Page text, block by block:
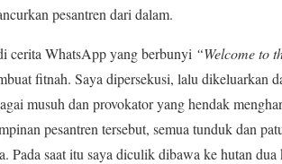
pesantren dari dalam.
cerita WhatsApp yang berbunyi “Welcome to
fitnah. Saya dipersekusi, lalu dikeluarkan
musuh dan provokator yang hendak
pesantren tersebut, semua tunduk dan
Pada saat itu saya diculik dibawa ke hutan